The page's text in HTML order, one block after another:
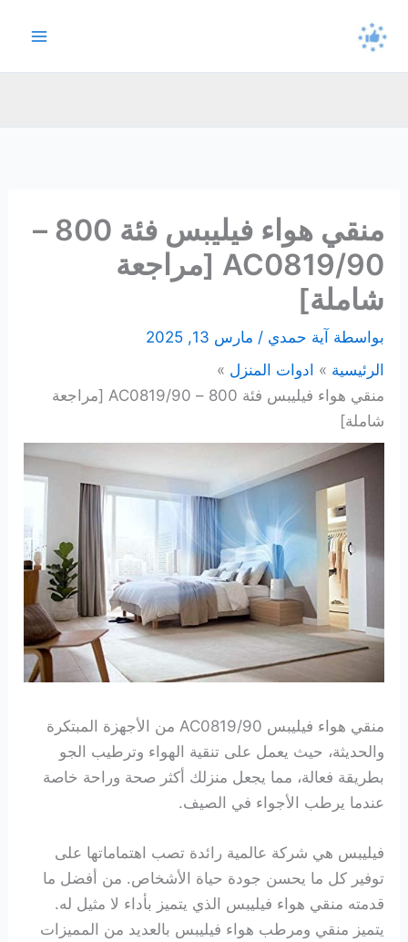
منقي هواء فيليبس فئة 800 –
AC0819/90 [مراجعة
شاملة]
بواسطة آية حمدي/ مارس 13, 2025
الرئيسية
ادوات المنزل
منقي هواء فيليبس فئة 800 – AC0819/90 [مراجعة
شاملة]
منقي هواء فيليبس AC0819/90 من الأجهزة المبتكرة
والحديثة، حيث يعمل على تنقية الهواء وترطيب الجو
بطريقة فعالة، مما يجعل منزلك أكثر صحة وراحة خاصة
عندما يرطب الأجواء في الصيف.
فيليبس هي شركة عالمية رائدة تصب اهتماماتها على
توفير كل ما يحسن جودة حياة الأشخاص. من أفضل ما
قدمته منقي هواء فيليبس الذي يتميز بأداء لا مثيل له.
يتميز منقي ومرطب هواء فيليبس بالعديد من المميزات